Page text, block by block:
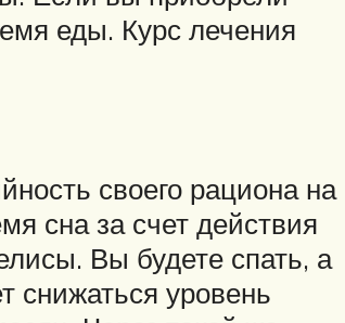
еды. Курс лечения
своего рациона на
сна за счет действия
Вы будете спать, а
снижаться уровень